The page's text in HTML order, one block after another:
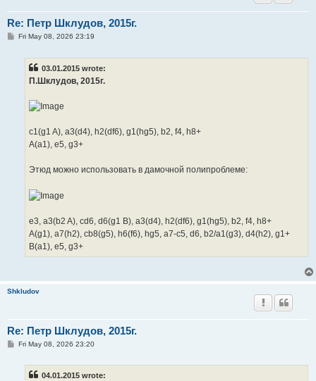
Re: Петр Шклудов, 2015г.
PFri May 08, 2026 23:19
03.01.2015 wrote:
П.Шклудов, 2015г.
c1(g1 A), a3(d4), h2(df6), g1(hg5), b2, f4, h8+
A(a1), e5, g3+
Этюд можно использовать в дамочной полипроблеме:
e3, a3(b2 A), cd6, d6(g1 B), a3(d4), h2(df6), g1(hg5), b2, f4, h8+
A(g1), a7(h2), cb8(g5), h6(f6), hg5, a7-c5, d6, b2/a1(g3), d4(h2), g1+
B(a1), e5, g3+
Shkludov
Re: Петр Шклудов, 2015г.
PFri May 08, 2026 23:20
04.01.2015 wrote: